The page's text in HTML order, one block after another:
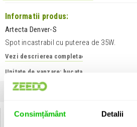
Consimțământ Detalii
Informatii produs:
Artecta Denver-S
Spot incastrabil cu puterea de 35W.
Vezi descrierea completa›
Unitate de vanzare: bucata
INFORMATII
Artecta Denver-S: